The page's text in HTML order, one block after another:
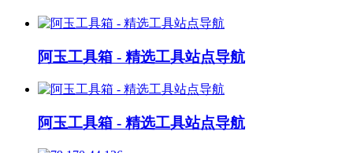
阿玉工具箱 - 精选工具站点导航
阿玉工具箱 - 精选工具站点导航